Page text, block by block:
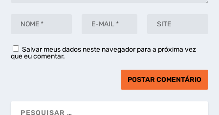
Salvar meus dados neste navegador para a próxima vez
que eu comentar.